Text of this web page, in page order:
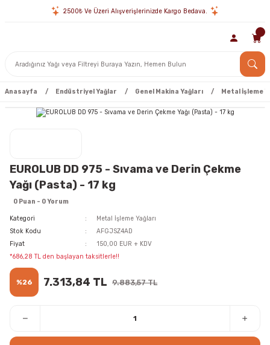
2500₺ Ve Üzeri Alışverişlerinizde Kargo Bedava.
Anasayfa Endüstriyel Yağlar Genel Makina Yağları Metal İşleme
EUROLUB DD 975 - Sıvama ve Derin Çekme
Yağı (Pasta) - 17 kg
0 Puan - 0 Yorum
Kategori
Metal İşleme Yağları
Stok Kodu
AFGJSZ4AD
Fiyat
150,00 EUR + KDV
*686,28 TL den başlayan taksitlerle!!
%26 7.313,84 TL 9.883,57 TL